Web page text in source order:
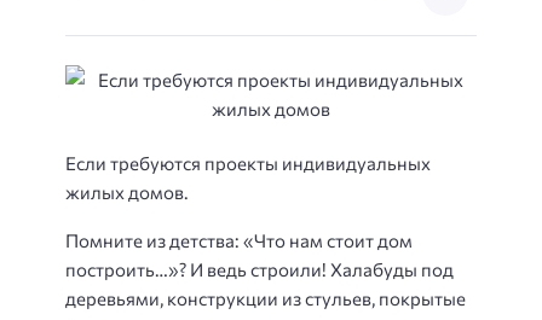
Если требуются проекты индивидуальных
жилых домов.
Помните из детства: «Что нам стоит дом
построить…»? И ведь строили! Халабуды под
деревьями, конструкции из стульев, покрытые